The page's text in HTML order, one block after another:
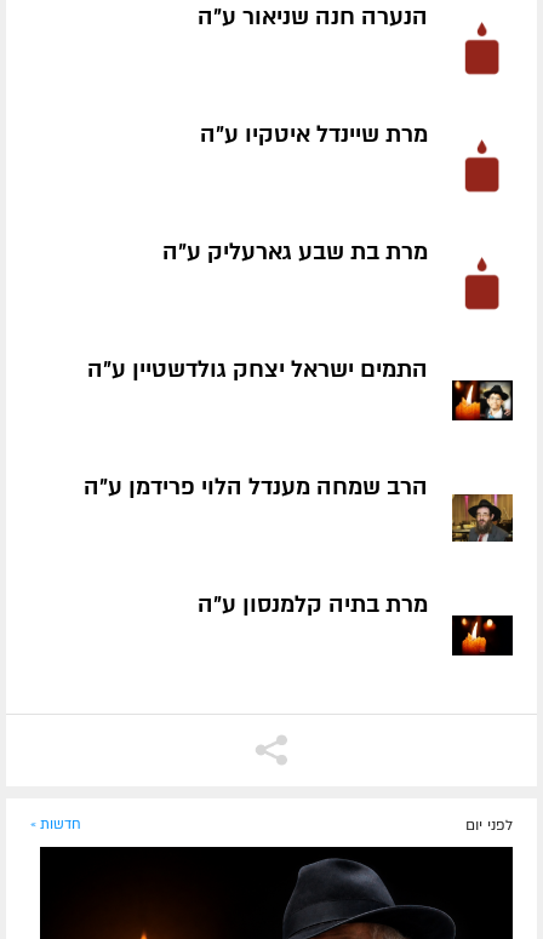
הנערה חנה שניאור ע״ה
מרת שיינדל איטקיו ע״ה
מרת בת שבע גארעליק ע״ה
התמים ישראל יצחק גולדשטיין ע״ה
הרב שמחה מענדל הלוי פרידמן ע״ה
מרת בתיה קלמנסון ע״ה
לפני יום חדשות »